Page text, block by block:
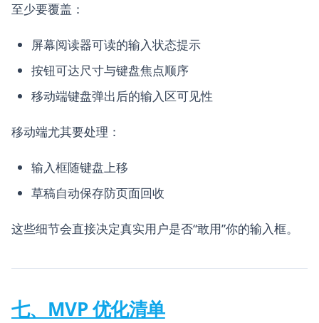
至少要覆盖：
屏幕阅读器可读的输入状态提示
按钮可达尺寸与键盘焦点顺序
移动端键盘弹出后的输入区可见性
移动端尤其要处理：
输入框随键盘上移
草稿自动保存防页面回收
这些细节会直接决定真实用户是否“敢用”你的输入框。
七、MVP 优化清单